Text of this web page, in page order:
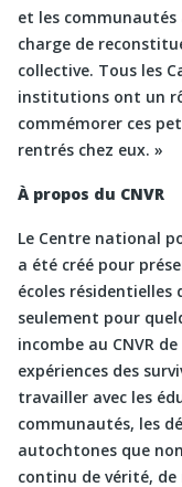
et les
charge de
collective. Tous les
institutions ont un
commémorer ces
rentrés chez eux. »
À propos du CNVR
Le Centre national
a été créé pour
écoles résidentielles
seulement pour
incombe au CNVR
expériences des
travailler avec les
communautés, les
autochtones que
continu de vérité,